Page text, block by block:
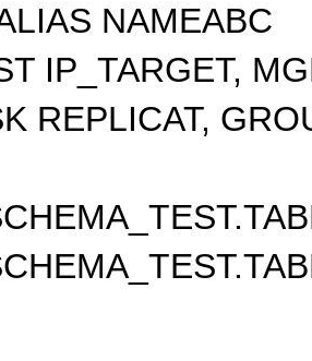
NAMEABC
IP_TARGET,
REPLICAT,